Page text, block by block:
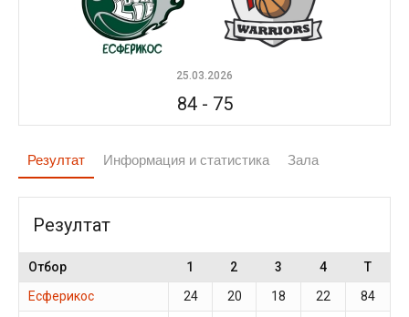
25.03.2026
84- 75
Резултат Информация и статистика Зала
Резултат
Отбор 1 2 3 4
T
Есферикос
24 20 18 22
84